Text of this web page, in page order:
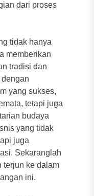
dari proses
tidak hanya
memberikan
tradisi dan
yang sukses,
tetapi juga
budaya
yang tidak
juga
Sekaranglah
terjun ke dalam
ini.